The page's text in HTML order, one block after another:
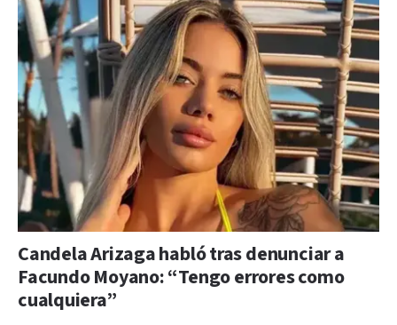
Candela Arizaga habló tras denunciar a
Facundo Moyano: “Tengo errores como
cualquiera”